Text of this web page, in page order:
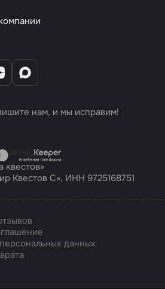
нам, и мы исправим!
квестов»
Квестов С», ИНН 9725168751
данных